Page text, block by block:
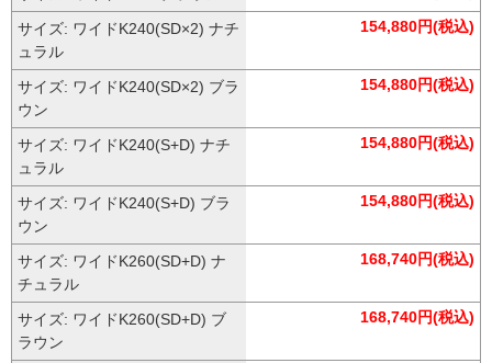
サイズ: ワイドK220 ナチュラル 149,380円(税込)
サイズ: ワイドK220 ブラウン
サイズ: ワイドK240(SD×2) ナチ
ュラル
154,880円(税込)
サイズ: ワイドK240(SD×2) ブラ
ウン
154,880円(税込)
サイズ: ワイドK240(S+D) ナチ
ュラル
154,880円(税込)
サイズ: ワイドK240(S+D) ブラ
ウン
154,880円(税込)
サイズ: ワイドK260(SD+D) ナ
チュラル
168,740円(税込)